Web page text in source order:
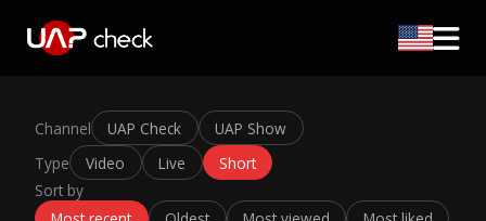
Channel UAP Check
UAP Show
Type
Video Live
Short
Sort by